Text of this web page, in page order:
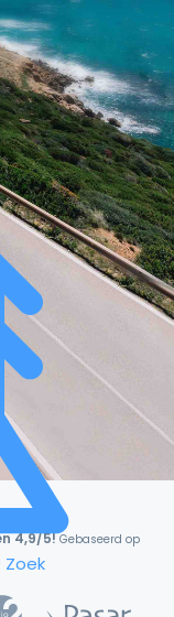
Zoek
4,9/5! Gebaseerd op